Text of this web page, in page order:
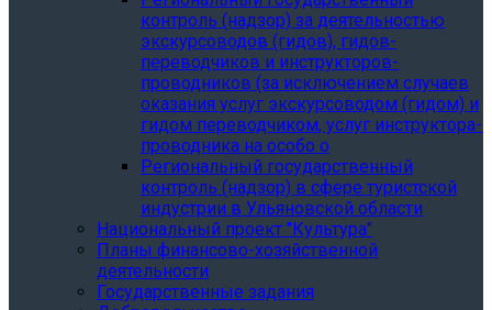
контроль (надзор) за деятельностью
экскурсоводов (гидов), гидов-
переводчиков и инструкторов-
проводников (за исключением случаев
оказания услуг экскурсоводом (гидом) и
гидом переводчиком, услуг инструктора-
проводника на особо о
Региональный государственный
контроль (надзор) в сфере туристской
индустрии в Ульяновской области
Национальный проект "Культура"
Планы финансово-хозяйственной
деятельности
Государственные задания